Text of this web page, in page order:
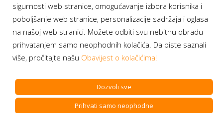
Program lojalnosti
Bonus plus
Prijava za newsletter
sigurnosti web stranice, omogućavanje izbora korisnika i
poboljšanje web stranice, personalizacije sadržaja i oglasa
na našoj web stranici. Možete odbiti svu nebitnu obradu
prihvatanjem samo neophodnih kolačića. Da biste saznali
više, pročitajte našu Obavijest o kolačićima!
Dozvoli sve
Prihvati samo neophodne